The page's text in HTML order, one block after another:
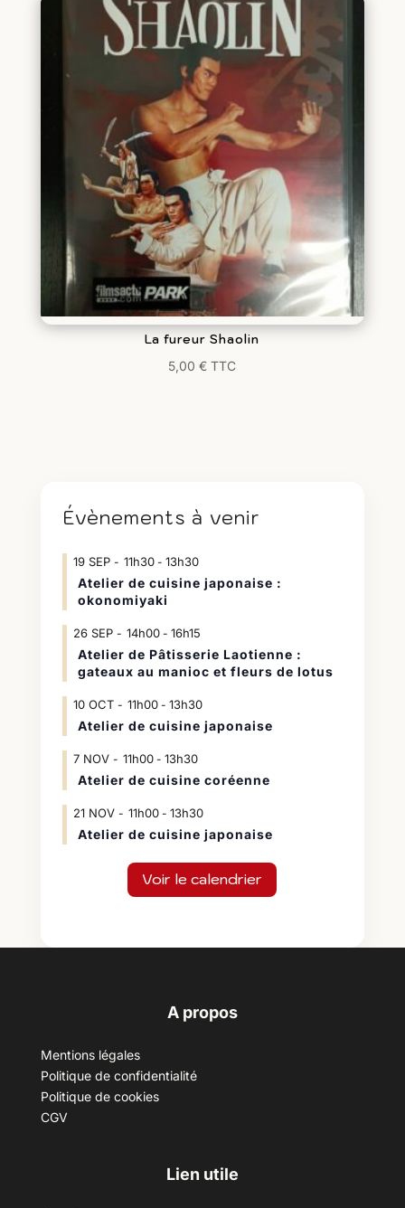
La fureur Shaolin
5,00€ TTC
Évènements à venir
19 SEP 11h30- 13h30
Atelier de cuisine japonaise :
okonomiyaki
26 SEP 14h00- 16h15
Atelier de Pâtisserie Laotienne :
gateaux au manioc et fleurs de lotus
10 OCT 11h00- 13h30
Atelier de cuisine japonaise
7 NOV 11h00- 13h30
Atelier de cuisine coréenne
21 NOV 11h00- 13h30
Atelier de cuisine japonaise
Voir le calendrier
A propos
Mentions légales
Politique de confidentialité
Politique de cookies
CGV
Lien utile